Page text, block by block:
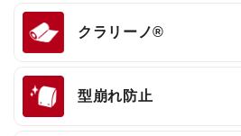
クラリーノ®
型崩れ防止